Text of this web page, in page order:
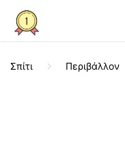
Σπίτι Περιβάλλον